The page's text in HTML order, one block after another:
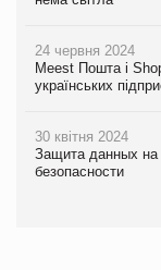
24 червня 2024
Meest Пошта і
українських
30 квітня 2024
Защита данных
безопасности